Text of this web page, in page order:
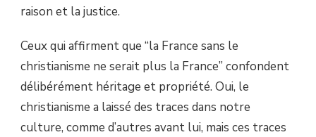
raison et la justice.
Ceux qui affirment que “la France sans le
christianisme ne serait plus la France” confondent
délibérément héritage et propriété. Oui, le
christianisme a laissé des traces dans notre
culture, comme d’autres avant lui, mais ces traces